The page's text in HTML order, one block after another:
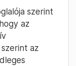
szerint
az
az